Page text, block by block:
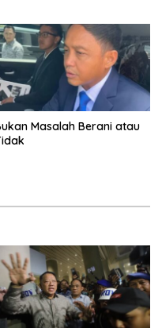
Masalah Berani atau